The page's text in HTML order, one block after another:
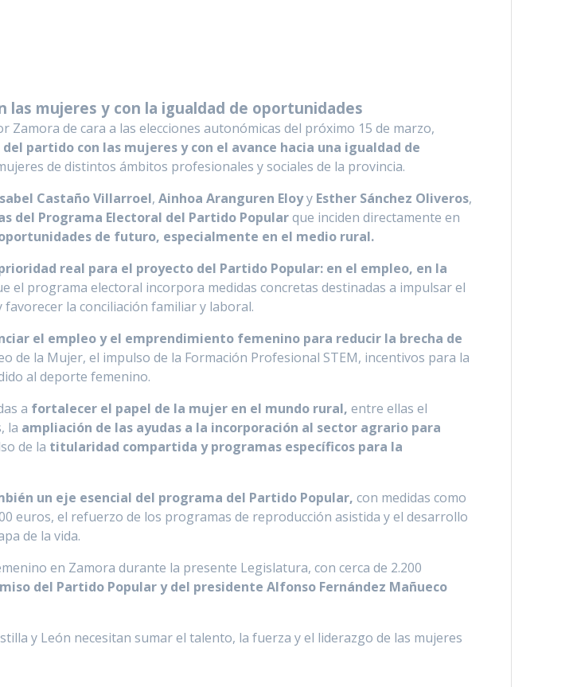
mujeres y con la igualdad de oportunidades
de cara a las elecciones autonómicas del próximo 15 de marzo,
partido con las mujeres y con el avance hacia una igualdad de
de distintos ámbitos profesionales y sociales de la provincia.
Castaño Villarroel,Ainhoa Aranguren Eloyy Esther Sánchez Oliveros,
del Programa Electoral del Partido Popularque inciden directamente en
de futuro, especialmente en el medio rural.
real para el proyecto del Partido Popular: en el empleo, en la
el programa electoral incorpora medidas concretas destinadas a impulsar el
la conciliación familiar y laboral.
el empleo y el emprendimiento femenino para reducir la brecha de
de la Mujer, el impulso de la Formación Profesional STEM, incentivos para la
al deporte femenino.
a fortalecer el papel de la mujer en el mundo rural, entre ellas el
la ampliación de las ayudas a la incorporación al sector agrario para
de la titularidad compartida y programas específicos para la
un eje esencial del programa del Partido Popular, con medidas como
euros, el refuerzo de los programas de reproducción asistida y el desarrollo
de la vida.
en Zamora durante la presente Legislatura, con cerca de 2.200
del Partido Popular y del presidente Alfonso Fernández Mañueco
y León necesitan sumar el talento, la fuerza y el liderazgo de las mujeres